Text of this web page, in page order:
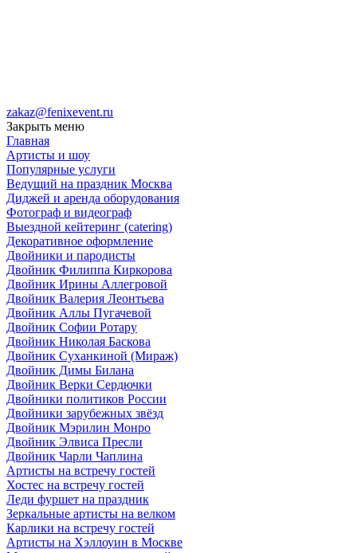
zakaz@fenixevent.ru
Закрыть меню
Главная
Артисты и шоу
Популярные услуги
Ведущий на праздник Москва
Диджей и аренда оборудования
Фотограф и видеограф
Выездной кейтеринг (catering)
Декоративное оформление
Двойники и пародисты
Двойник Филиппа Киркорова
Двойник Ирины Аллегровой
Двойник Валерия Леонтьева
Двойник Аллы Пугачевой
Двойник Софии Ротару
Двойник Николая Баскова
Двойник Суханкиной (Мираж)
Двойник Димы Билана
Двойник Верки Сердючки
Двойники политиков России
Двойники зарубежных звёзд
Двойник Мэрилин Монро
Двойник Элвиса Пресли
Двойник Чарли Чаплина
Артисты на встречу гостей
Хостес на встречу гостей
Леди фуршет на праздник
Зеркальные артисты на велком
Карлики на встречу гостей
Артисты на Хэллоуин в Москве